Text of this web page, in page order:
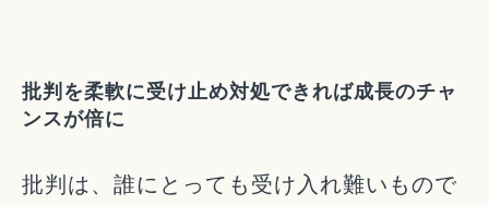
批判を柔軟に受け止め対処できれば成長のチャ
ンスが倍に
批判は、誰にとっても受け入れ難いもので